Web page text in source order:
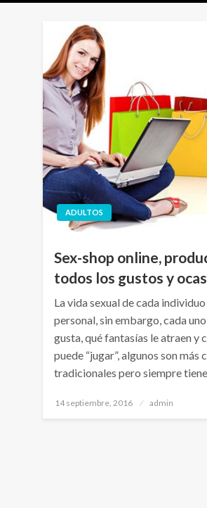
ADULTOS
Sex-shop online,
todos los gustos y
La vida sexual de cada
personal, sin embargo, cada
gusta, qué fantasías le atraen y
puede “jugar”, algunos son más
tradicionales pero siempre
Publicado
14 septiembre, 2016 admin